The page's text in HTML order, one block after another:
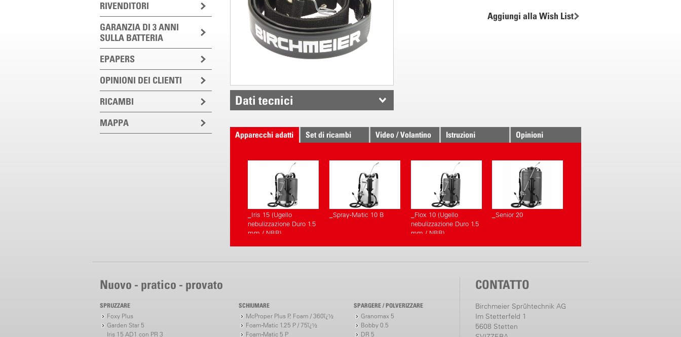
RIVENDITORI
GARANZIA DI 3 ANNI
SULLA BATTERIA
EPAPERS
OPINIONI DEI CLIENTI
RICAMBI
MAPPA
Aggiungi alla Wish List
Dati tecnici
Apparecchi adatti Set di ricambi Video / Volantino Istruzioni Opinioni
_Iris 15 (Ugello
nebulizzazione Duro 1.5
mm / NBR)
_Spray-Matic 10 B
_Flox 10 (Ugello
nebulizzazione Duro 1.5
mm / NBR)
_Senior 20
Nuovo - pratico - provato
SPRUZZARE
Foxy Plus
Garden Star 5
Iris 15 AD1 con PR 3
SCHIUMARE
McProper Plus P, Foam / 360ï¿½
Foam-Matic 1.25 P / 75ï¿½
Foam-Matic 5 P
SPARGERE / POLVERIZZARE
Granomax 5
Bobby 0.5
DR 5
CONTATTO
Birchmeier Sprühtechnik AG
Im Stetterfeld 1
5608 Stetten